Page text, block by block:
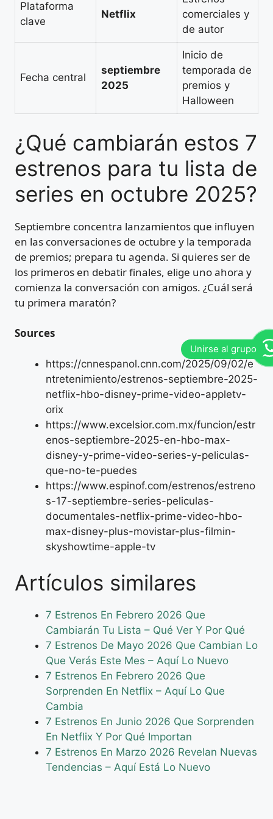
Plataforma
clave
Netflix
comerciales y
de autor
Fecha central
septiembre
2025
Inicio de
temporada de
premios y
Halloween
¿Qué cambiarán estos 7
estrenos para tu lista de
series en octubre 2025?
Septiembre concentra lanzamientos que influyen
en las conversaciones de octubre y la temporada
de premios; prepara tu agenda. Si quieres ser de
los primeros en debatir finales, elige uno ahora y
comienza la conversación con amigos. ¿Cuál será
tu primera maratón?
Sources
https://cnnespanol.cnn.com/2025/09/02/e
ntretenimiento/estrenos-septiembre-2025-
netflix-hbo-disney-prime-video-appletv-
orix
https://www.excelsior.com.mx/funcion/estr
enos-septiembre-2025-en-hbo-max-
disney-y-prime-video-series-y-peliculas-
que-no-te-puedes
https://www.espinof.com/estrenos/estreno
s-17-septiembre-series-peliculas-
documentales-netflix-prime-video-hbo-
max-disney-plus-movistar-plus-filmin-
skyshowtime-apple-tv
Artículos similares
7 Estrenos En Febrero 2026 Que
Cambiarán Tu Lista – Qué Ver Y Por Qué
7 Estrenos De Mayo 2026 Que Cambian Lo
Que Verás Este Mes – Aquí Lo Nuevo
7 Estrenos En Febrero 2026 Que
Sorprenden En Netflix – Aquí Lo Que
Cambia
7 Estrenos En Junio 2026 Que Sorprenden
En Netflix Y Por Qué Importan
7 Estrenos En Marzo 2026 Revelan Nuevas
Tendencias – Aquí Está Lo Nuevo